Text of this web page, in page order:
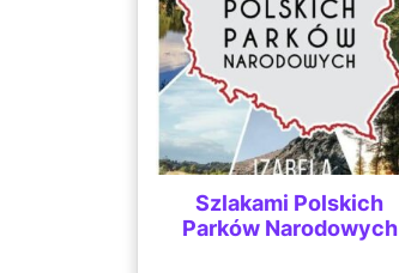
Szlakami Polskich
Parków Narodowych